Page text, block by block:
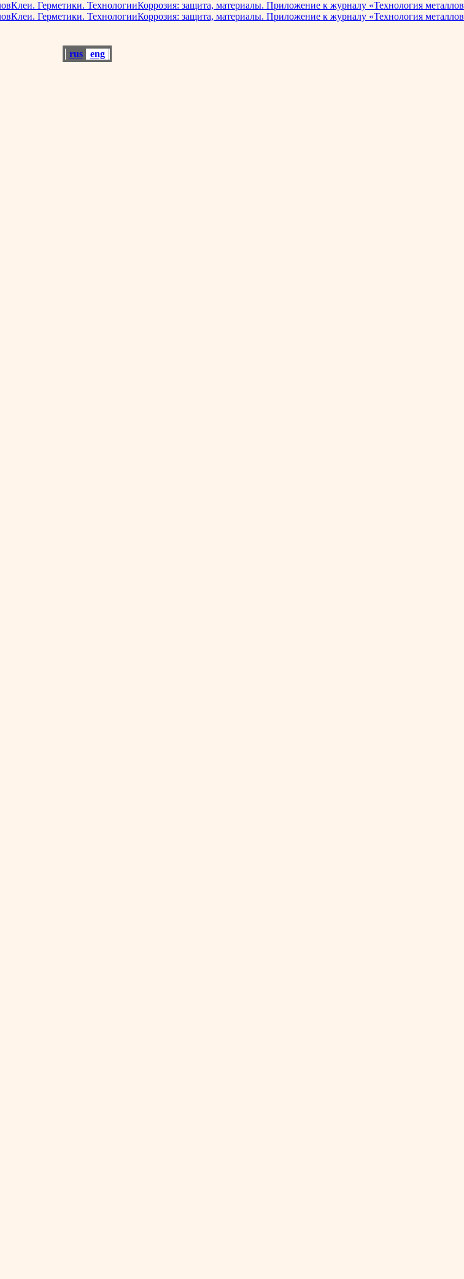
Клеи. Герметики. ТехнологииКоррозия: защита, материалы. Приложение к журналу «Технология
Клеи. Герметики. ТехнологииКоррозия: защита, материалы. Приложение к журналу «Технология
rus eng